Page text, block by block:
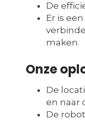
De
Er is
maken.
Onze
De
en naar
De